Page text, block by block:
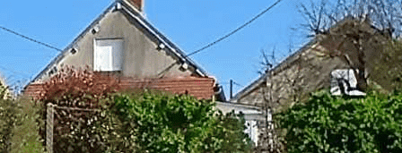
Exporter les lignes sélectionnées
Exporter toutes les colonnes
Exporter uniquement les colonnes affichées
Menu
<
>